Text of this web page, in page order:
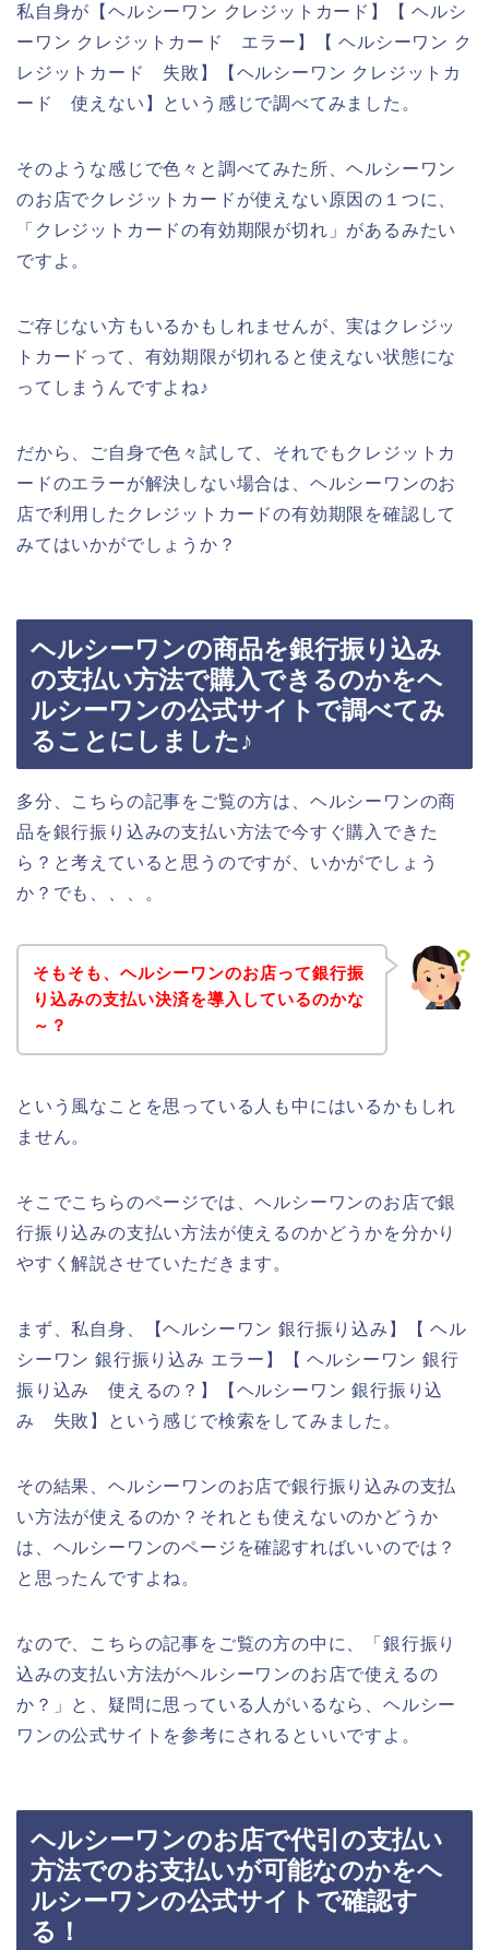
私自身が【ヘルシーワン クレジットカード】【 ヘルシ
ーワン クレジットカード エラー】【 ヘルシーワン ク
レジットカード 失敗】【ヘルシーワン クレジットカ
ード 使えない】という感じで調べてみました。
そのような感じで色々と調べてみた所、ヘルシーワン
のお店でクレジットカードが使えない原因の１つに、
「クレジットカードの有効期限が切れ」があるみたい
ですよ。
ご存じない方もいるかもしれませんが、実はクレジッ
トカードって、有効期限が切れると使えない状態にな
ってしまうんですよね♪
だから、ご自身で色々試して、それでもクレジットカ
ードのエラーが解決しない場合は、ヘルシーワンのお
店で利用したクレジットカードの有効期限を確認して
みてはいかがでしょうか？
ヘルシーワンの商品を銀行振り込み
の支払い方法で購入できるのかをヘ
ルシーワンの公式サイトで調べてみ
ることにしました♪
多分、こちらの記事をご覧の方は、ヘルシーワンの商
品を銀行振り込みの支払い方法で今すぐ購入できた
ら？と考えていると思うのですが、いかがでしょう
か？でも、、、。
そもそも、ヘルシーワンのお店って銀行振
り込みの支払い決済を導入しているのかな
～？
という風なことを思っている人も中にはいるかもしれ
ません。
そこでこちらのページでは、ヘルシーワンのお店で銀
行振り込みの支払い方法が使えるのかどうかを分かり
やすく解説させていただきます。
まず、私自身、【ヘルシーワン 銀行振り込み】【 ヘル
シーワン 銀行振り込み エラー】【 ヘルシーワン 銀行
振り込み 使えるの？】【ヘルシーワン 銀行振り込
み 失敗】という感じで検索をしてみました。
その結果、ヘルシーワンのお店で銀行振り込みの支払
い方法が使えるのか？それとも使えないのかどうか
は、ヘルシーワンのページを確認すればいいのでは？
と思ったんですよね。
なので、こちらの記事をご覧の方の中に、「銀行振り
込みの支払い方法がヘルシーワンのお店で使えるの
か？」と、疑問に思っている人がいるなら、ヘルシー
ワンの公式サイトを参考にされるといいですよ。
ヘルシーワンのお店で代引の支払い
方法でのお支払いが可能なのかをヘ
ルシーワンの公式サイトで確認す
る！